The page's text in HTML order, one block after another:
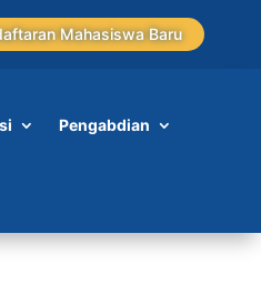
Mahasiswa Baru
Pengabdian